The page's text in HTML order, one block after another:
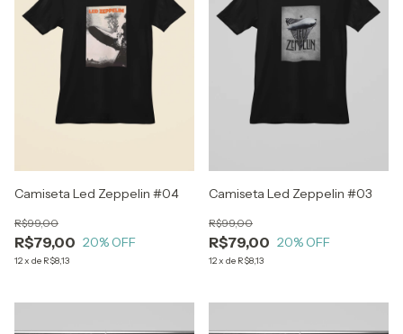
Camiseta Led Zeppelin #04
R$79,00
R$99,00
20% OFF
12x de R$8,13
Camiseta Led Zeppelin #03
R$79,00
R$99,00
20% OFF
12x de R$8,13